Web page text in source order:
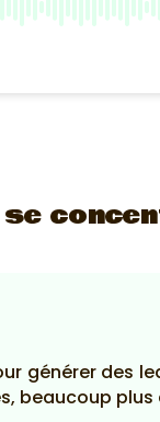
générer des
beaucoup